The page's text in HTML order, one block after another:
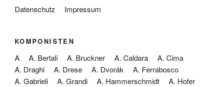
Datenschutz Impressum
KOMPONISTEN
A A. Bertali A. Bruckner A. Caldara
A. Cima
A. Draghi
A. Drese A. Dvorák
A. Ferrabosco
A. Gabrieli
A. Grandi A. Hammerschmidt
A. Hofer